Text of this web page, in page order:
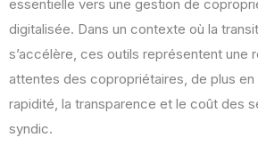
essentielle vers une gestion de
digitalisée. Dans un contexte où la
s’accélère, ces outils représentent une
attentes des copropriétaires, de plus en
rapidité, la transparence et le coût des
syndic.